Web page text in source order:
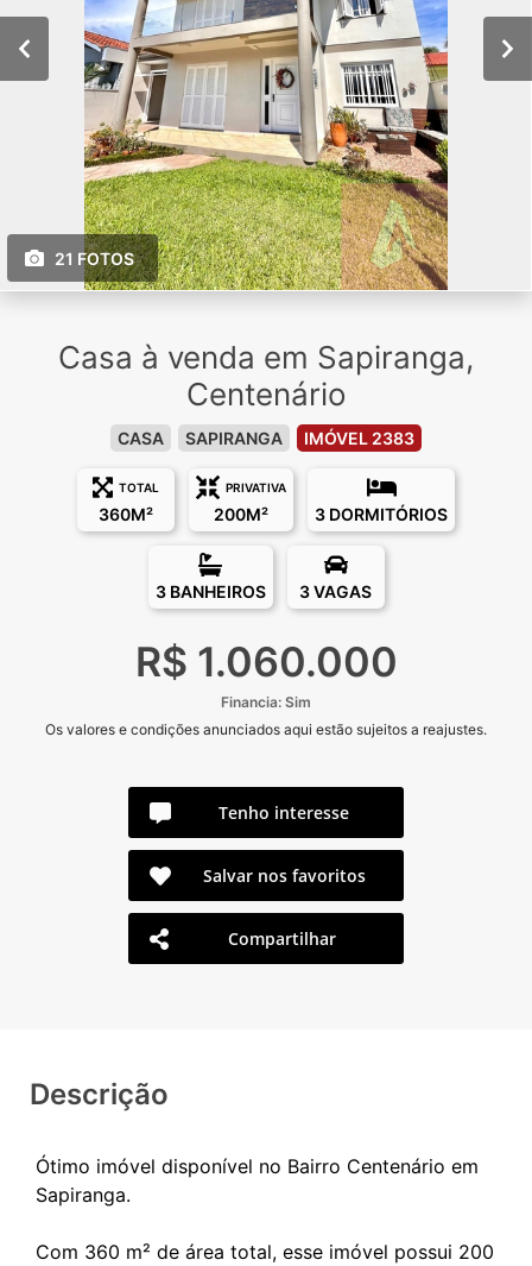
21 FOTOS
Casa à venda em Sapiranga,
Centenário
CASA SAPIRANGA IMÓVEL 2383
TOTAL
360M²
PRIVATIVA
200M² 3 DORMITÓRIOS
3 BANHEIROS 3 VAGAS
R$ 1.060.000
Financia: Sim
Os valores e condições anunciados aqui estão sujeitos a reajustes.
Tenho interesse
Salvar nos favoritos
Compartilhar
Descrição
Ótimo imóvel disponível no Bairro Centenário em
Sapiranga.
Com 360 m² de área total, esse imóvel possui 200